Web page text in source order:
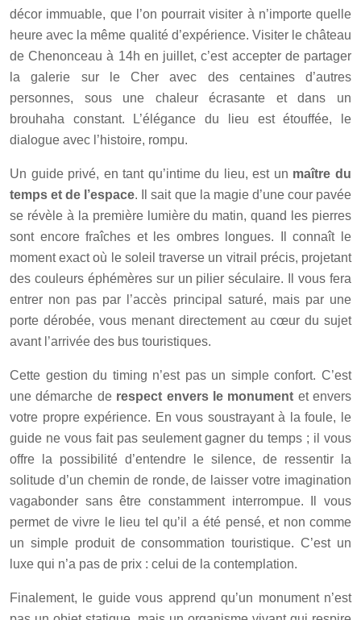
décor immuable, que l’on pourrait visiter à n’importe quelle
heure avec la même qualité d’expérience. Visiter le château
de Chenonceau à 14h en juillet, c’est accepter de partager
la galerie sur le Cher avec des centaines d’autres
personnes, sous une chaleur écrasante et dans un
brouhaha constant. L’élégance du lieu est étouffée, le
dialogue avec l’histoire, rompu.
Un guide privé, en tant qu’intime du lieu, est un maître du
temps et de l’espace. Il sait que la magie d’une cour pavée
se révèle à la première lumière du matin, quand les pierres
sont encore fraîches et les ombres longues. Il connaît le
moment exact où le soleil traverse un vitrail précis, projetant
des couleurs éphémères sur un pilier séculaire. Il vous fera
entrer non pas par l’accès principal saturé, mais par une
porte dérobée, vous menant directement au cœur du sujet
avant l’arrivée des bus touristiques.
Cette gestion du timing n’est pas un simple confort. C’est
une démarche de respect envers le monument et envers
votre propre expérience. En vous soustrayant à la foule, le
guide ne vous fait pas seulement gagner du temps ; il vous
offre la possibilité d’entendre le silence, de ressentir la
solitude d’un chemin de ronde, de laisser votre imagination
vagabonder sans être constamment interrompue. Il vous
permet de vivre le lieu tel qu’il a été pensé, et non comme
un simple produit de consommation touristique. C’est un
luxe qui n’a pas de prix : celui de la contemplation.
Finalement, le guide vous apprend qu’un monument n’est